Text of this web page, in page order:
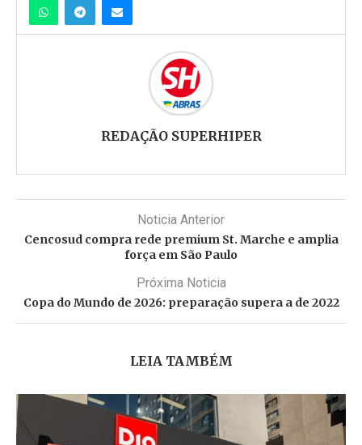
REDAÇÃO SUPERHIPER
Noticia Anterior
Cencosud compra rede premium St. Marche e amplia
força em São Paulo
Próxima Noticia
Copa do Mundo de 2026: preparação supera a de 2022
LEIA TAMBÉM